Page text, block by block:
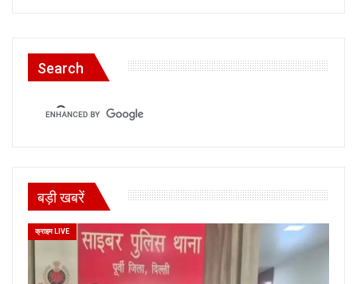
Search
बड़ी खबरें
क्राइम LIVE